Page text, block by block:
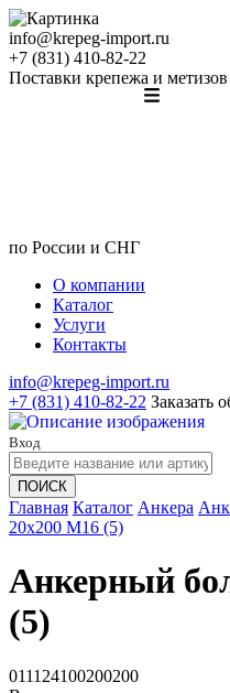
info@krepeg-import.ru
+7 (831) 410-82-22
Поставки крепежа и метизов
по России и СНГ
О компании
Каталог
Услуги
Контакты
info@krepeg-import.ru
+7 (831) 410-82-22 Заказать
Вход
ПОИСК
Главная Каталог Анкера
20x200 M16 (5)
Анкерный
(5)
011124100200200